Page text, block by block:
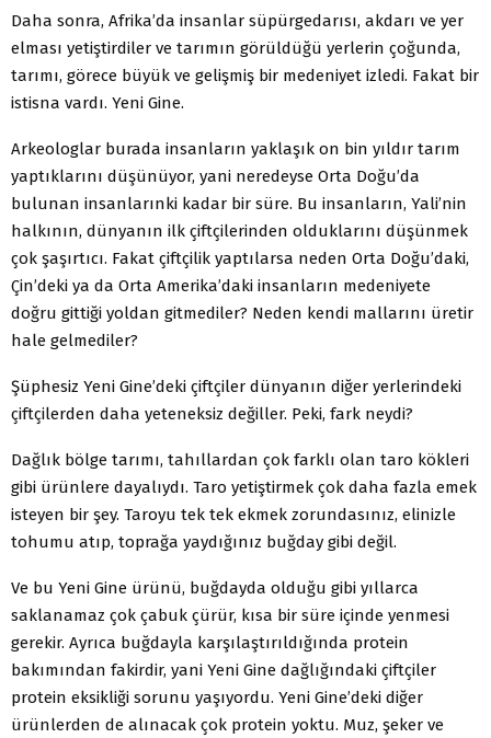
Daha sonra, Afrika’da insanlar süpürgedarısı, akdarı ve yer
elması yetiştirdiler ve tarımın görüldüğü yerlerin çoğunda,
tarımı, görece büyük ve gelişmiş bir medeniyet izledi. Fakat bir
istisna vardı. Yeni Gine.
Arkeologlar burada insanların yaklaşık on bin yıldır tarım
yaptıklarını düşünüyor, yani neredeyse Orta Doğu’da
bulunan insanlarınki kadar bir süre. Bu insanların, Yali’nin
halkının, dünyanın ilk çiftçilerinden olduklarını düşünmek
çok şaşırtıcı. Fakat çiftçilik yaptılarsa neden Orta Doğu’daki,
Çin’deki ya da Orta Amerika’daki insanların medeniyete
doğru gittiği yoldan gitmediler? Neden kendi mallarını üretir
hale gelmediler?
Şüphesiz Yeni Gine’deki çiftçiler dünyanın diğer yerlerindeki
çiftçilerden daha yeteneksiz değiller. Peki, fark neydi?
Dağlık bölge tarımı, tahıllardan çok farklı olan taro kökleri
gibi ürünlere dayalıydı. Taro yetiştirmek çok daha fazla emek
isteyen bir şey. Taroyu tek tek ekmek zorundasınız, elinizle
tohumu atıp, toprağa yaydığınız buğday gibi değil.
Ve bu Yeni Gine ürünü, buğdayda olduğu gibi yıllarca
saklanamaz çok çabuk çürür, kısa bir süre içinde yenmesi
gerekir. Ayrıca buğdayla karşılaştırıldığında protein
bakımından fakirdir, yani Yeni Gine dağlığındaki çiftçiler
protein eksikliği sorunu yaşıyordu. Yeni Gine’deki diğer
ürünlerden de alınacak çok protein yoktu. Muz, şeker ve